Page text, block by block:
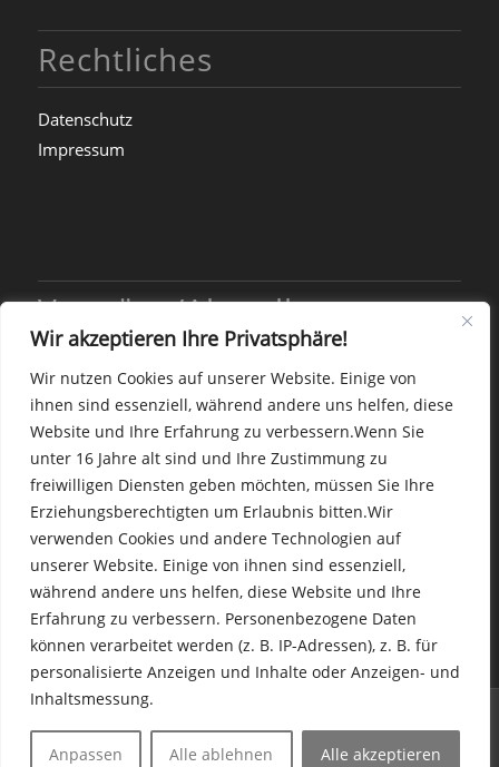
Wir akzeptieren Ihre Privatsphäre!
Wir nutzen Cookies auf unserer Website. Einige von
ihnen sind essenziell, während andere uns helfen, diese
Website und Ihre Erfahrung zu verbessern.Wenn Sie
unter 16 Jahre alt sind und Ihre Zustimmung zu
freiwilligen Diensten geben möchten, müssen Sie Ihre
Erziehungsberechtigten um Erlaubnis bitten.Wir
verwenden Cookies und andere Technologien auf
unserer Website. Einige von ihnen sind essenziell,
während andere uns helfen, diese Website und Ihre
Erfahrung zu verbessern. Personenbezogene Daten
können verarbeitet werden (z. B. IP-Adressen), z. B. für
personalisierte Anzeigen und Inhalte oder Anzeigen- und
Inhaltsmessung.
Anpassen Alle ablehnen Alle akzeptieren
Rechtliches
Datenschutz
Impressum
Vorträge/Aktuelles
Coaching-Ausbildung mit Pferden gestartet
Oktober 16, 2025 - 10:11 p.m.
Neues Format seit Winter 24/25: „AndersSchlau
to Go“
Oktober 16, 2025 - 9:24 p.m.
Ab November starten wieder neue Andersschlau
Kurse: „AS for Beginners“
Oktober 16, 2025 - 9:01 p.m.
damenwahl.de